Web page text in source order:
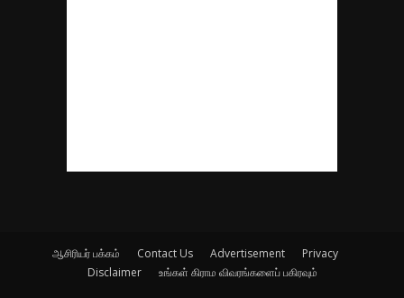
ஆசிரியர் பக்கம் Contact Us Advertisement
Privacy
Disclaimer
உங்கள் கிராம விவரங்களைப் பகிரவும்